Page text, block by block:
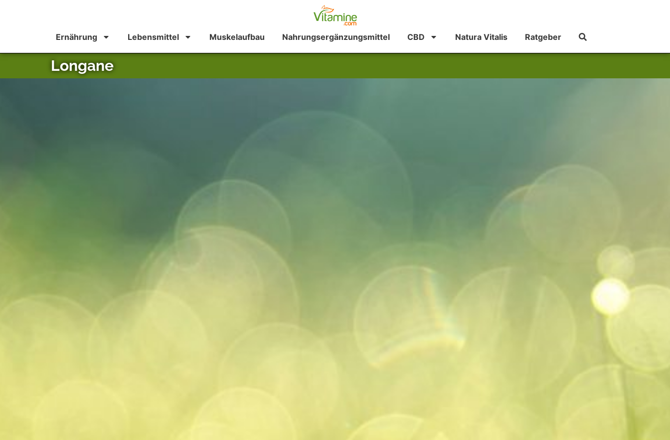
Ernährung Lebensmittel Muskelaufbau Nahrungsergänzungsmittel CBD Natura Vitalis Ratgeber
Longane